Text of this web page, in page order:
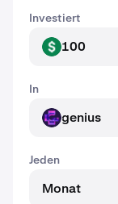
Investiert
USD 100
In
GENIUSgenius
Jeden
Monat